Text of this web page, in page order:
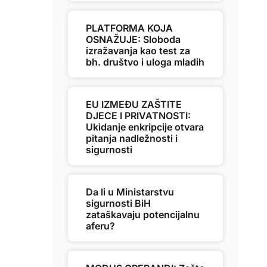
PLATFORMA KOJA
OSNAŽUJE: Sloboda
izražavanja kao test za
bh. društvo i uloga mladih
EU IZMEĐU ZAŠTITE
DJECE I PRIVATNOSTI:
Ukidanje enkripcije otvara
pitanja nadležnosti i
sigurnosti
Da li u Ministarstvu
sigurnosti BiH
zataškavaju potencijalnu
aferu?